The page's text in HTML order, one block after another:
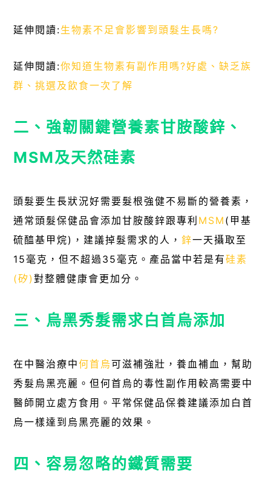
延伸閱讀:生物素不足會影響到頭髮生長嗎?
延伸閱讀:你知道生物素有副作用嗎?好處、缺乏族
群、挑選及飲食一次了解
二、強韌關鍵營養素甘胺酸鋅、
MSM及天然硅素
頭髮要生長狀況好需要髮根強健不易斷的營養素，
通常頭髮保健品會添加甘胺酸鋅跟專利 MSM (甲基
硫醯基甲烷)，建議掉髮需求的人，鋅一天攝取至
15毫克，但不超過35毫克。產品當中若是有硅素
(矽)對整體健康會更加分。
三、烏黑秀髮需求白首烏添加
在中醫治療中何首烏可滋補強壯，養血補血，幫助
秀髮烏黑亮麗。但何首烏的毒性副作用較高需要中
醫師開立處方食用。平常保健品保養建議添加白首
烏一樣達到烏黑亮麗的效果。
四、容易忽略的鐵質需要